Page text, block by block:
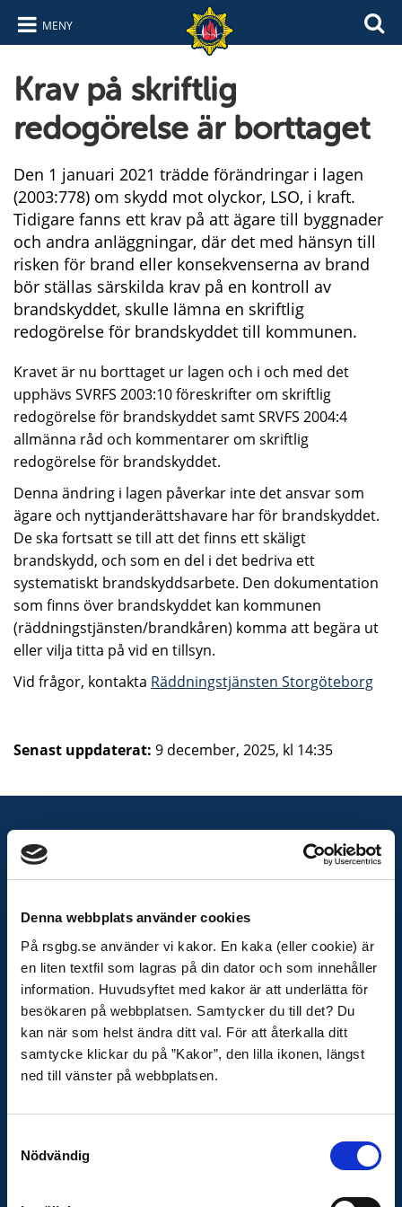
Denna webbplats använder cookies
På rsgbg.se använder vi kakor. En kaka (eller cookie) är
en liten textfil som lagras på din dator och som innehåller
information. Huvudsyftet med kakor är att underlätta för
besökaren på webbplatsen. Samtycker du till det? Du
kan när som helst ändra ditt val. För att återkalla ditt
samtycke klickar du på ”Kakor”, den lilla ikonen, längst
ned till vänster på webbplatsen.
Nödvändig
MENY
Hoppa till innehåll
Hoppa till navigering
Krav på skriftlig
redogörelse är borttaget
Den 1 januari 2021 trädde förändringar i lagen
(2003:778) om skydd mot olyckor, LSO, i kraft.
Tidigare fanns ett krav på att ägare till byggnader
och andra anläggningar, där det med hänsyn till
risken för brand eller konsekvenserna av brand
bör ställas särskilda krav på en kontroll av
brandskyddet, skulle lämna en skriftlig
redogörelse för brandskyddet till kommunen.
Kravet är nu borttaget ur lagen och i och med det
upphävs SVRFS 2003:10 föreskrifter om skriftlig
redogörelse för brandskyddet samt SRVFS 2004:4
allmänna råd och kommentarer om skriftlig
redogörelse för brandskyddet.
Denna ändring i lagen påverkar inte det ansvar som
ägare och nyttjanderättshavare har för brandskyddet.
De ska fortsatt se till att det finns ett skäligt
brandskydd, och som en del i det bedriva ett
systematiskt brandskyddsarbete. Den dokumentation
som finns över brandskyddet kan kommunen
(räddningstjänsten/brandkåren) komma att begära ut
eller vilja titta på vid en tillsyn.
Vid frågor, kontakta Räddningstjänsten Storgöteborg
Senast uppdaterat: 9 december, 2025, kl 14:35
KONTAKTA OSS
Telefon växel
Presskontakt
Adress
Räddningstjänsten
Storgöteborg
Box 5204
402 24 Göteborg
E-post
OM WEBBPLATSEN